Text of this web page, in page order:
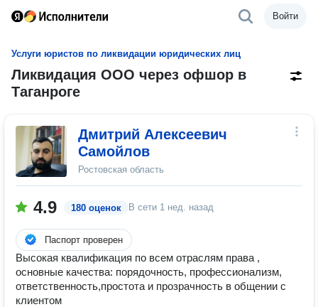
Войти
Услуги юристов по ликвидации юридических лиц
Ликвидация ООО через офшор в
Таганроге
Дмитрий Алексеевич
Самойлов
Ростовская область
4.9 180 оценок В сети 1 нед. назад
Паспорт проверен
Высокая квалификация по всем отраслям права ,
основные качества: порядочность, профессионализм,
ответственность,простота и прозрачность в общении с
клиентом